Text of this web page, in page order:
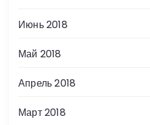
Июнь 2018
Май 2018
Апрель 2018
Март 2018